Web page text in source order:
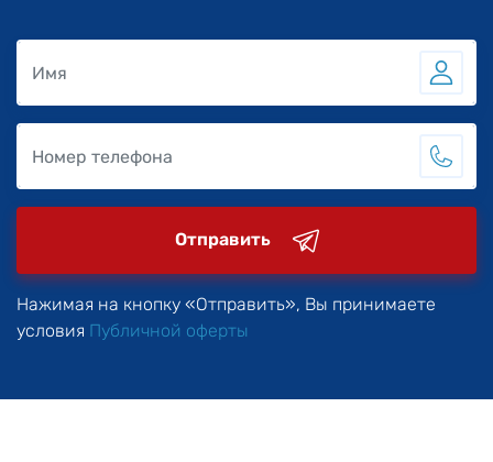
Отправить
Нажимая на кнопку «Отправить», Вы принимаете
условия Публичной оферты